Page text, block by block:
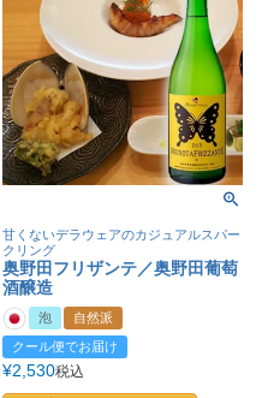
甘くないデラウェアのカジュアルスパー
クリング
奥野田フリザンテ／奥野田葡萄
酒醸造
泡
自然派
クール便でお届け
¥2,530税込